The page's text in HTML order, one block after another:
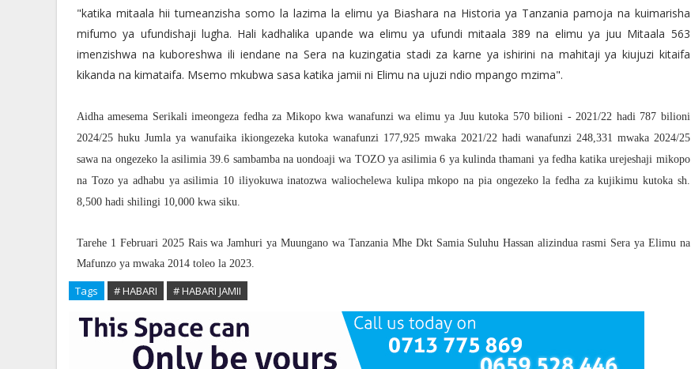
"katika mitaala hii tumeanzisha somo la lazima la elimu ya Biashara na Historia ya Tanzania pamoja na kuimarisha
mifumo ya ufundishaji lugha. Hali kadhalika upande wa elimu ya ufundi mitaala 389 na elimu ya juu Mitaala 563
imenzishwa na kuboreshwa ili iendane na Sera na kuzingatia stadi za karne ya ishirini na mahitaji ya kiujuzi kitaifa
kikanda na kimataifa. Msemo mkubwa sasa katika jamii ni Elimu na ujuzi ndio mpango mzima".
Aidha amesema Serikali imeongeza fedha za Mikopo kwa wanafunzi wa elimu ya Juu kutoka 570 bilioni - 2021/22 hadi 787 bilioni
2024/25 huku Jumla ya wanufaika ikiongezeka kutoka wanafunzi 177,925 mwaka 2021/22 hadi wanafunzi 248,331 mwaka 2024/25
sawa na ongezeko la asilimia 39.6 sambamba na uondoaji wa TOZO ya asilimia 6 ya kulinda thamani ya fedha katika urejeshaji mikopo
na Tozo ya adhabu ya asilimia 10 iliyokuwa inatozwa waliochelewa kulipa mkopo na pia ongezeko la fedha za kujikimu kutoka sh.
8,500 hadi shilingi 10,000 kwa siku.
Tarehe 1 Februari 2025 Rais wa Jamhuri ya Muungano wa Tanzania Mhe Dkt Samia Suluhu Hassan alizindua rasmi Sera ya Elimu na
Mafunzo ya mwaka 2014 toleo la 2023.
Tags # HABARI # HABARI JAMII